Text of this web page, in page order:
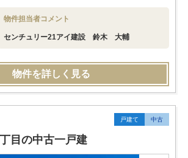
物件担当者コメント
センチュリー21アイ建設 鈴木 大輔
物件を詳しく見る
戸建て 中古
目の中古一戸建